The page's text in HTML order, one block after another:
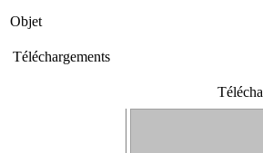
Objet
Téléchargements